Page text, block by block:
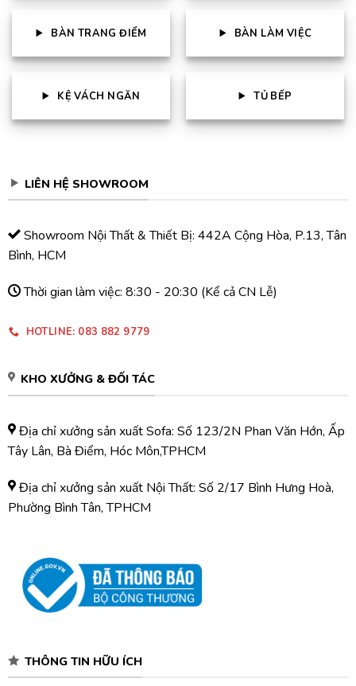
BÀN TRANG ĐIỂM BÀN LÀM VIỆC
KỆ VÁCH NGĂN TỦ BẾP
LIÊN HỆ SHOWROOM
Showroom Nội Thất & Thiết Bị: 442A Cộng Hòa, P.13, Tân
Bình, HCM
Thời gian làm việc: 8:30 - 20:30 (Kể cả CN Lễ)
HOTLINE: 083 882 9779
KHO XƯỞNG & ĐỐI TÁC
Địa chỉ xưởng sản xuất Sofa: Số 123/2N Phan Văn Hớn, Ấp
Tây Lân, Bà Điểm, Hóc Môn,TPHCM
Địa chỉ xưởng sản xuất Nội Thất: Số 2/17 Bình Hưng Hoà,
Phường Bình Tân, TPHCM
THÔNG TIN HỮU ÍCH